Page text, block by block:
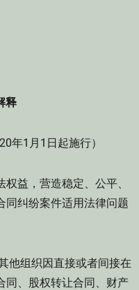
释
年1月1日起施行）
益，营造稳定、公平、
同纠纷案件适用法律问题
组织因直接或者间接在
同、股权转让合同、财产